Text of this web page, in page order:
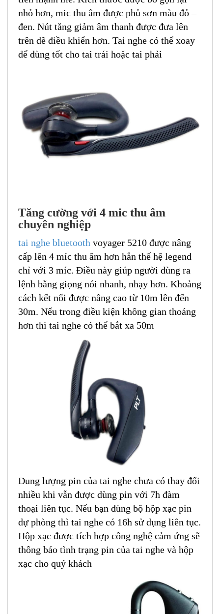
nhỏ hơn, mic thu âm được phủ sơn màu đỏ –
đen. Nút tăng giảm âm thanh được đưa lên
trên dẽ điều khiển hơn. Tai nghe có thể xoay
để dùng tốt cho tai trái hoặc tai phải
Tăng cường với 4 mic thu âm
chuyên nghiệp
tai nghe bluetooth voyager 5210 được nâng
cấp lên 4 míc thu âm hơn hẳn thế hệ legend
chỉ với 3 míc. Điều này giúp người dùng ra
lệnh bằng giọng nói nhanh, nhạy hơn. Khoảng
cách kết nối được nâng cao từ 10m lên đến
30m. Nếu trong điều kiện không gian thoáng
hơn thì tai nghe có thể bắt xa 50m
Dung lượng pin của tai nghe chưa có thay đổi
nhiều khi vẫn được dùng pin với 7h đàm
thoại liên tục. Nếu bạn dùng bộ hộp xạc pin
dự phòng thì tai nghe có 16h sử dụng liên tục.
Hộp xạc được tích hợp công nghệ cảm ứng sẽ
thông báo tình trạng pin của tai nghe và hộp
xạc cho quý khách